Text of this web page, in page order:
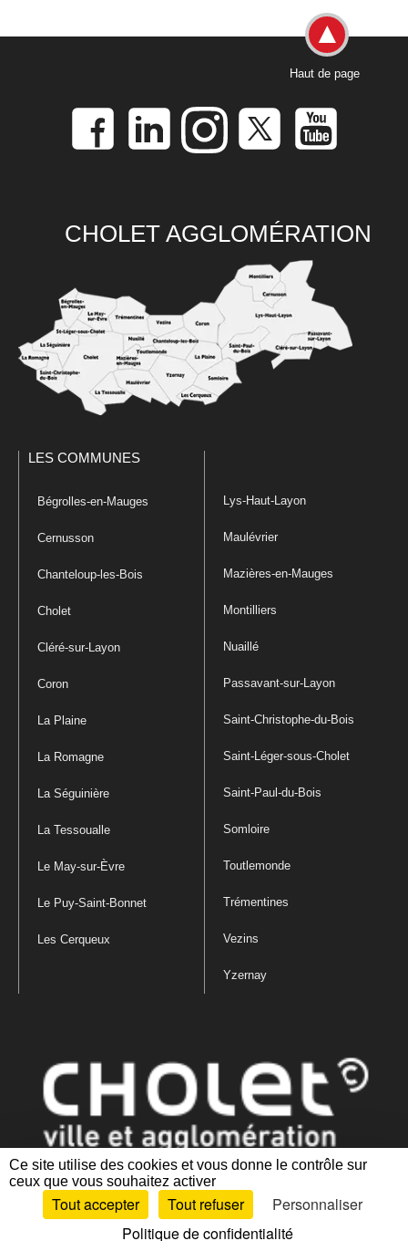
Ce site utilise des cookies et vous donne le contrôle sur
ceux que vous souhaitez activer
Tout accepter Tout refuser
Personnaliser
Politique de confidentialité
Haut de page
CHOLET AGGLOMÉRATION
LES COMMUNES
Bégrolles-en-Mauges
Cernusson
Chanteloup-les-Bois
Cholet
Cléré-sur-Layon
Coron
La Plaine
La Romagne
La Séguinière
La Tessoualle
Le May-sur-Èvre
Le Puy-Saint-Bonnet
Les Cerqueux
Lys-Haut-Layon
Maulévrier
Mazières-en-Mauges
Montilliers
Nuaillé
Passavant-sur-Layon
Saint-Christophe-du-Bois
Saint-Léger-sous-Cholet
Saint-Paul-du-Bois
Somloire
Toutlemonde
Trémentines
Vezins
Yzernay
Mentions légales|Politique de confidentialité
des cookies |Plan du site Accessibilité : partiellement conforme